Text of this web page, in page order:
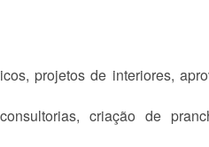
projetos de interiores,
criação de